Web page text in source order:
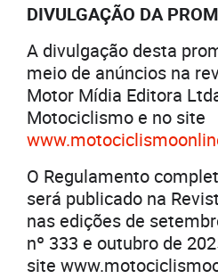
DIVULGAÇÃO DA
A divulgação desta
meio de anúncios na
Motor Mídia Editora
Motociclismo e no site
O Regulamento
será publicado na
nas edições de
nº 333 e outubro de
site